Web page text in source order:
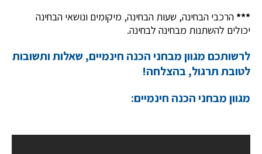
***הרכבי הבחינה, שעות הבחינה, מיקומים ונושאי הבחינה
יכולים להשתנות מבחינה לבחינה.
לרשותכם מגוון מבחני הכנה חינמיים, שאלות ותשובות
לטובת תרגול, בהצלחה!
מגוון מבחני הכנה חינמיים: